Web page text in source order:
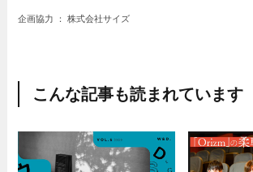
企画協力 ： 株式会社サイズ
こんな記事も読まれています